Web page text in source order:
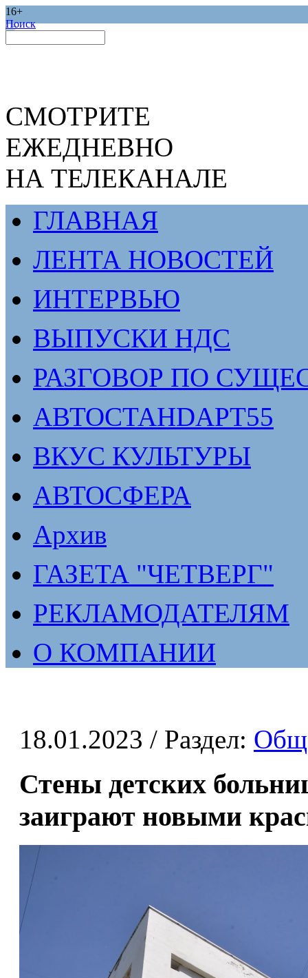
16+
Поиск
СМОТРИТЕ
ЕЖЕДНЕВНО
НА ТЕЛЕКАНАЛЕ
ГЛАВНАЯ
ЛЕНТА НОВОСТЕЙ
ИНТЕРВЬЮ
ВЫПУСКИ НДС
РАЗГОВОР ПО
АВТОСТАНDАРТ55
ВКУС КУЛЬТУРЫ
АВТОСФЕРА
Архив
ГАЗЕТА "ЧЕТВЕРГ"
РЕКЛАМОДАТЕЛЯМ
О КОМПАНИИ
18.01.2023 / Раздел:
Стены детских
заиграют новыми